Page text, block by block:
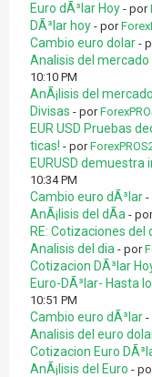
Euro dÃ³lar Hoy - por
DÃ³lar hoy - por
Cambio euro dolar -
Analisis del mercado
10:10 PM
AnÃ¡lisis del mercado
Divisas - por
EUR USD Pruebas
ticas! - por
EURUSD demuestra
10:34 PM
Cambio euro dÃ³lar -
AnÃ¡lisis del dÃ­a -
RE: Cotizaciones del
Analisis del dia - por
Cotizacion DÃ³lar
Euro-DÃ³lar- Hasta
10:51 PM
Cambio euro dÃ³lar -
Analisis del euro
Cotizacion Euro
AnÃ¡lisis del Euro -